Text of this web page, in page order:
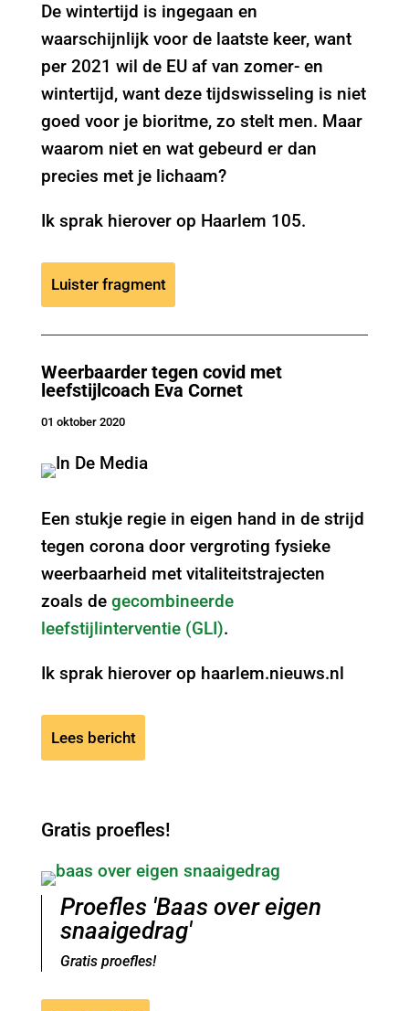
De wintertijd is ingegaan en
waarschijnlijk voor de laatste keer, want
per 2021 wil de EU af van zomer- en
wintertijd, want deze tijdswisseling is niet
goed voor je bioritme, zo stelt men. Maar
waarom niet en wat gebeurd er dan
precies met je lichaam?
Ik sprak hierover op Haarlem 105.
Luister fragment
Weerbaarder tegen covid met
leefstijlcoach Eva Cornet
01 oktober 2020
Een stukje regie in eigen hand in de strijd
tegen corona door vergroting fysieke
weerbaarheid met vitaliteitstrajecten
zoals de gecombineerde
leefstijlinterventie (GLI).
Ik sprak hierover op haarlem.nieuws.nl
Lees bericht
Gratis proefles!
Proefles 'Baas over eigen
snaaigedrag'
Gratis proefles!